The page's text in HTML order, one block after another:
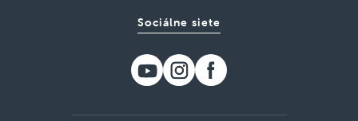
Sociálne siete